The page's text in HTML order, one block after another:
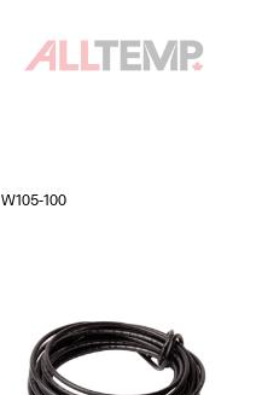
W105-100